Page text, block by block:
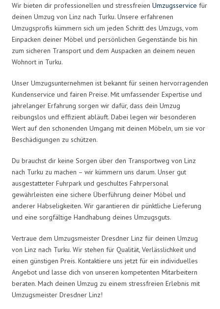
Wir bieten dir professionellen und stressfreien Umzugsservice für
deinen Umzug von Linz nach Turku. Unsere erfahrenen
Umzugsprofis kümmern sich um jeden Schritt des Umzugs, vom
Einpacken deiner Möbel und persönlichen Gegenstände bis hin
zum sicheren Transport und dem Auspacken an deinem neuen
Wohnort in Turku.
Unser Umzugsunternehmen ist bekannt für seinen hervorragenden
Kundenservice und fairen Preise. Mit umfassender Expertise und
jahrelanger Erfahrung sorgen wir dafür, dass dein Umzug
reibungslos und effizient abläuft. Dabei legen wir besonderen
Wert auf den schonenden Umgang mit deinen Möbeln, um sie vor
Beschädigungen zu schützen.
Du brauchst dir keine Sorgen über den Transportweg von Linz
nach Turku zu machen – wir kümmern uns darum. Unser gut
ausgestatteter Fuhrpark und geschultes Fahrpersonal
gewährleisten eine sichere Überführung deiner Möbel und
anderer Habseligkeiten. Wir garantieren dir pünktliche Lieferung
und eine sorgfältige Handhabung deines Umzugsguts.
Vertraue dem Umzugsmeister Dresdner Linz für deinen Umzug
von Linz nach Turku. Wir stehen für Qualität, Verlässlichkeit und
einen günstigen Preis. Kontaktiere uns jetzt für ein individuelles
Angebot und lasse dich von unseren kompetenten Mitarbeitern
beraten. Mach deinen Umzug zu einem stressfreien Erlebnis mit
Umzugsmeister Dresdner Linz!